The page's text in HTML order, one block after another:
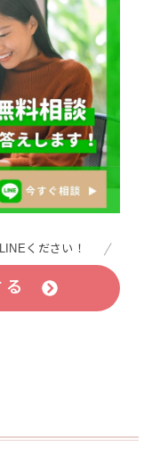
ください！